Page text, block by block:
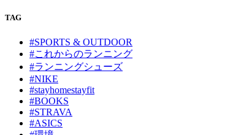
TAG
#SPORTS & OUTDOOR
#これからのランニング
#ランニングシューズ
#NIKE
#stayhomestayfit
#BOOKS
#STRAVA
#ASICS